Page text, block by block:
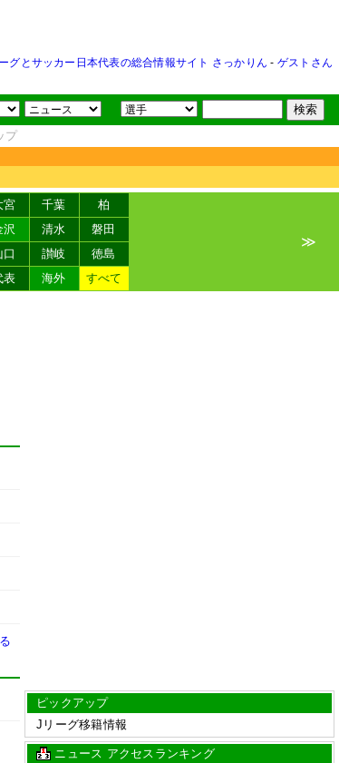
グとサッカー日本代表の総合情報サイト さっかりん - ゲストさん
プ
宮 千葉
柏
沢 清水
磐田
口 讃岐
徳島
表 海外 すべて
≫
ピックアップ
Jリーグ移籍情報
ニュース アクセスランキング